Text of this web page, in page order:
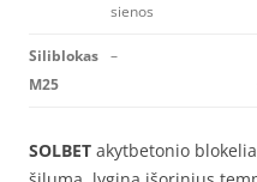
sienos
Siliblokas
M25
–
SOLBET akytbetonio